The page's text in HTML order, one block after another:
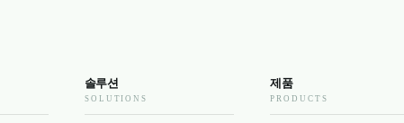
솔루션
SOLUTIONS
제품
PRODUCTS